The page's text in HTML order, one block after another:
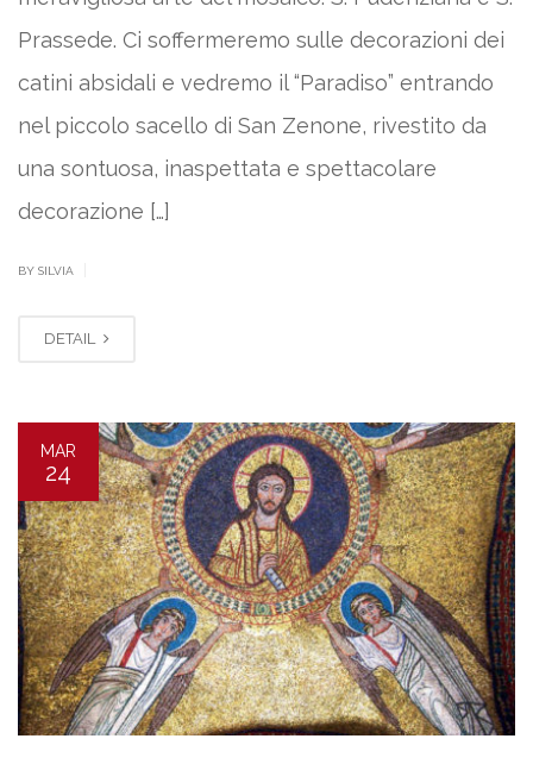
Prassede. Ci soffermeremo sulle decorazioni dei
catini absidali e vedremo il “Paradiso” entrando
nel piccolo sacello di San Zenone, rivestito da
una sontuosa, inaspettata e spettacolare
decorazione […]
BY SILVIA
DETAIL
MAR
24